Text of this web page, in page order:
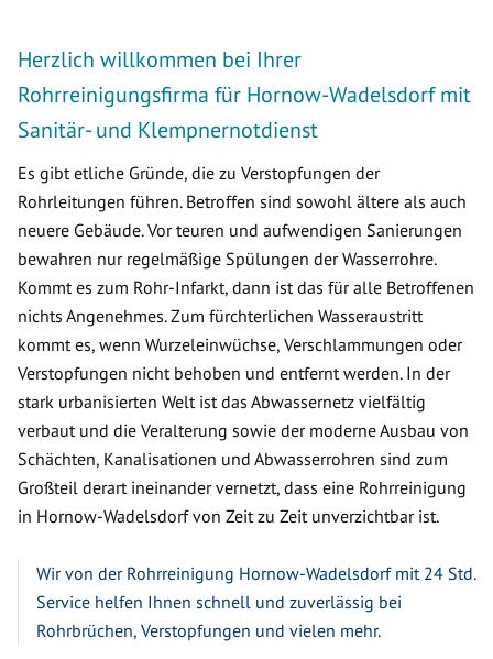
Herzlich willkommen bei Ihrer
Rohrreinigungsfirma für Hornow-Wadelsdorf mit
Sanitär- und Klempnernotdienst
Es gibt etliche Gründe, die zu Verstopfungen der
Rohrleitungen führen. Betroffen sind sowohl ältere als auch
neuere Gebäude. Vor teuren und aufwendigen Sanierungen
bewahren nur regelmäßige Spülungen der Wasserrohre.
Kommt es zum Rohr-Infarkt, dann ist das für alle Betroffenen
nichts Angenehmes. Zum fürchterlichen Wasseraustritt
kommt es, wenn Wurzeleinwüchse, Verschlammungen oder
Verstopfungen nicht behoben und entfernt werden. In der
stark urbanisierten Welt ist das Abwassernetz vielfältig
verbaut und die Veralterung sowie der moderne Ausbau von
Schächten, Kanalisationen und Abwasserrohren sind zum
Großteil derart ineinander vernetzt, dass eine Rohrreinigung
in Hornow-Wadelsdorf von Zeit zu Zeit unverzichtbar ist.
Wir von der Rohrreinigung Hornow-Wadelsdorf mit 24 Std.
Service helfen Ihnen schnell und zuverlässig bei
Rohrbrüchen, Verstopfungen und vielen mehr.